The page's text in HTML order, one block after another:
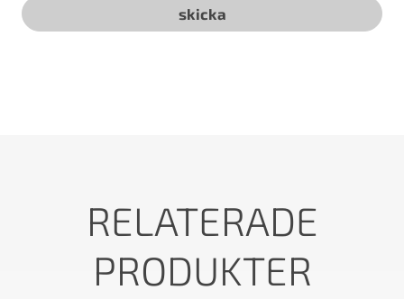
RELATERADE
PRODUKTER